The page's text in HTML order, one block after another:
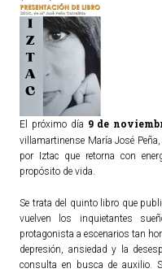
El próximo día 9 de
villamartinense María José Peña,
por Iztac que retorna con
propósito de vida.
Se trata del quinto libro que
vuelven los inquietantes
protagonista a escenarios tan
depresión, ansiedad y la
consulta en busca de auxilio.